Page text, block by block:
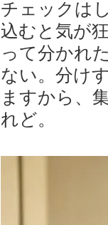
チェックは
込むと気が
って分かれ
ない。分け
ますから、
れど。